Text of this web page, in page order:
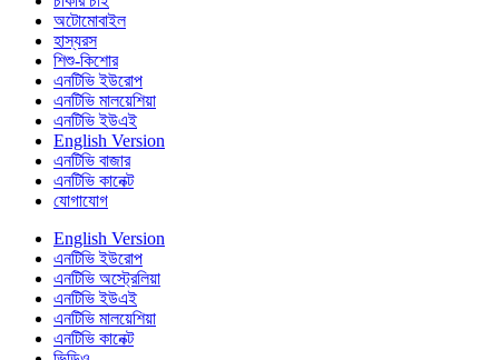
অটোমোবাইল
হাস্যরস
শিশু-কিশোর
এনটিভি ইউরোপ
এনটিভি মালয়েশিয়া
এনটিভি ইউএই
English Version
এনটিভি বাজার
এনটিভি কানেক্ট
যোগাযোগ
English Version
এনটিভি ইউরোপ
এনটিভি অস্ট্রেলিয়া
এনটিভি ইউএই
এনটিভি মালয়েশিয়া
এনটিভি কানেক্ট